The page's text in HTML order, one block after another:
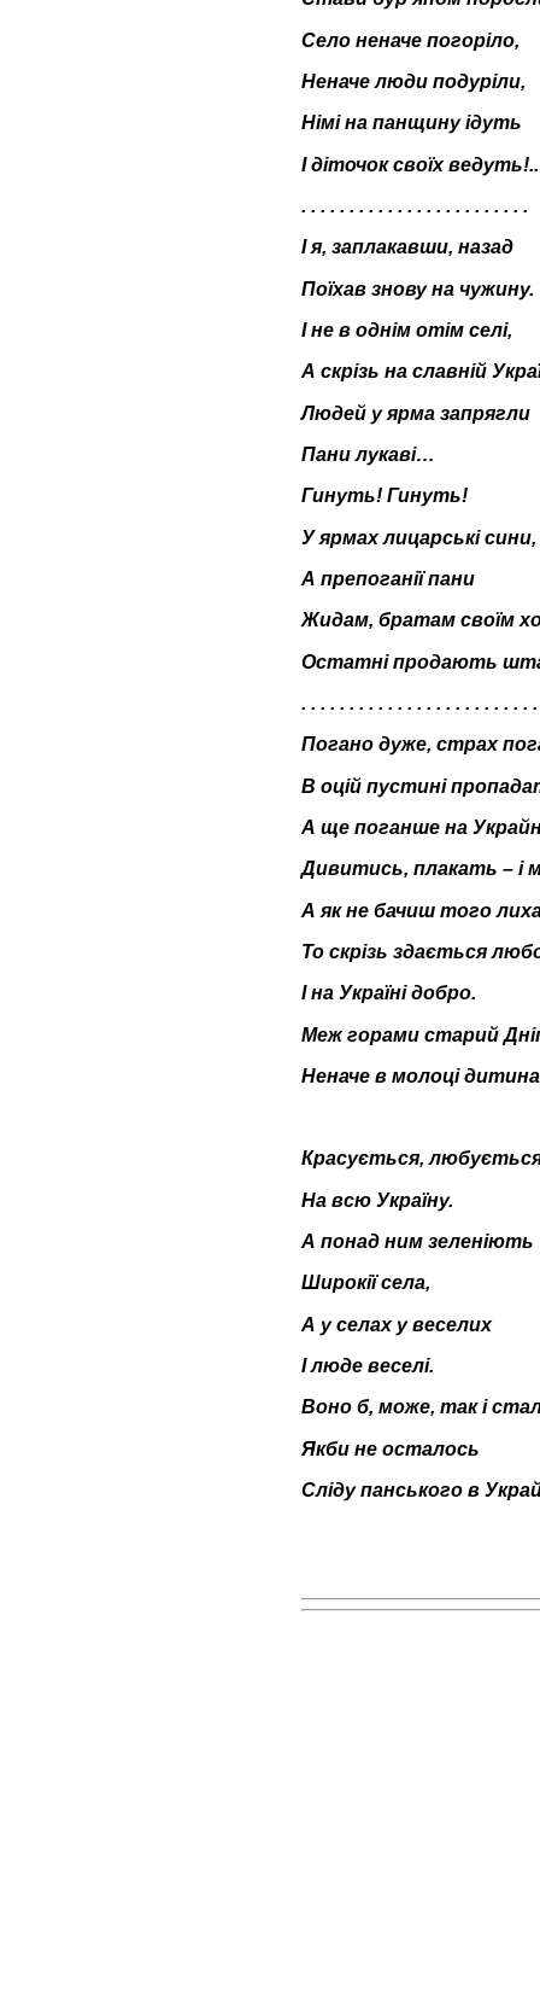
Село неначе погоріло,
Неначе люди подуріли,
Німі на панщину ідуть
І діточок своїх ведуть!..
. . . . . . . . . . . . . . . . . . . . . . . .
І я, заплакавши, назад
Поїхав знову на чужину.
І не в однім отім селі,
А скрізь на славній
Людей у ярма запрягли
Пани лукаві…
Гинуть! Гинуть!
У ярмах лицарські сини,
А препоганії пани
Жидам, братам своїм
Остатні продають
. . . . . . . . . . . . . . . . . . . . . . . .
Погано дуже, страх
В оцій пустині
А ще поганше на
Дивитись, плакать – і
А як не бачиш того
То скрізь здається
І на Україні добро.
Меж горами старий
Неначе в молоці
Красується,
На всю Україну.
А понад ним зеленіють
Широкії села,
А у селах у веселих
І люде веселі.
Воно б, може, так і
Якби не осталось
Сліду панського в